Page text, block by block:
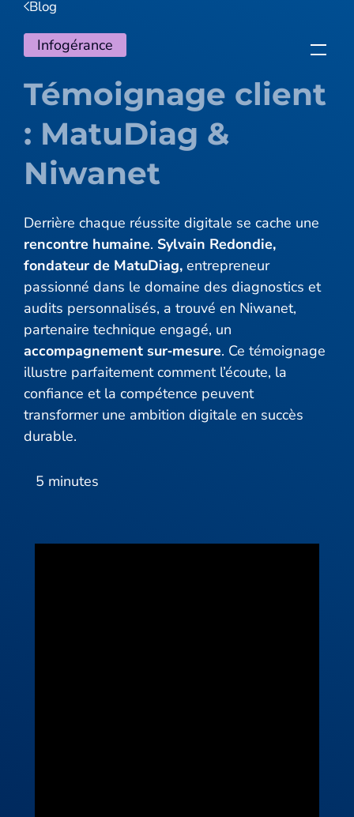
Blog
Infogérance
Témoignage client
: MatuDiag &
Niwanet
Derrière chaque réussite digitale se cache une
rencontre humaine. Sylvain Redondie,
fondateur de MatuDiag, entrepreneur
passionné dans le domaine des diagnostics et
audits personnalisés, a trouvé en Niwanet,
partenaire technique engagé, un
accompagnement sur‑mesure. Ce témoignage
illustre parfaitement comment l’écoute, la
confiance et la compétence peuvent
transformer une ambition digitale en succès
durable.
5 minutes